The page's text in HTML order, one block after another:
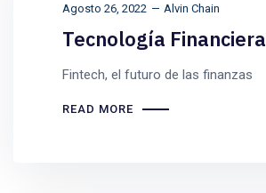
Agosto 26, 2022 Alvin Chain
Tecnología Financiera
Fintech, el futuro de las finanzas
READ MORE